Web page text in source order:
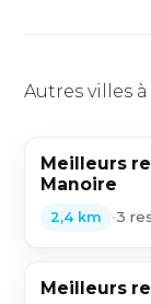
Autres villes
Meilleurs
Manoire
2,4 km •3
Meilleurs